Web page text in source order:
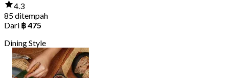
4.3
85 ditempah
Dari ฿ 475
Dining Style